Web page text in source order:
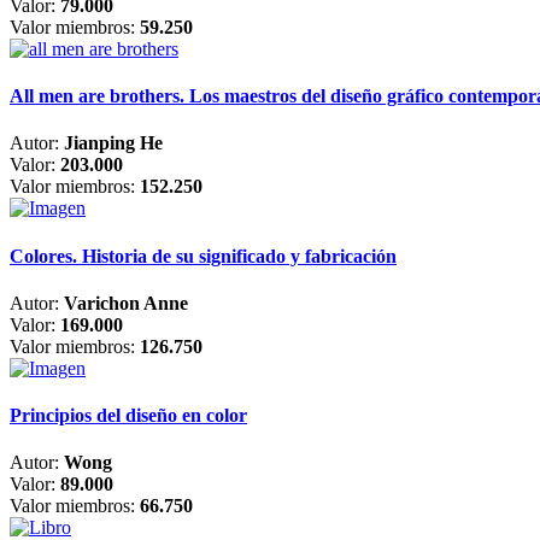
Valor: 79.000
Valor miembros: 59.250
All men are brothers. Los maestros del diseño gráfico
Autor: Jianping He
Valor: 203.000
Valor miembros: 152.250
Colores. Historia de su significado y fabricación
Autor: Varichon Anne
Valor: 169.000
Valor miembros: 126.750
Principios del diseño en color
Autor: Wong
Valor: 89.000
Valor miembros: 66.750